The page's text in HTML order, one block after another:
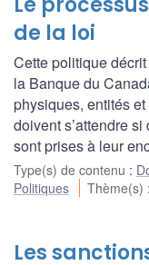
de la loi
Cette politique
la Banque du
physiques, entités
doivent s’attendre
sont prises à leur
Type(s) de contenu :
Politiques
Thème(s) :
Les